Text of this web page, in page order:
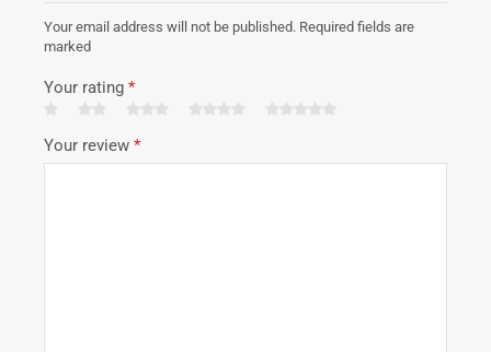
Your email address will not be published. Required fields are
marked
Your rating *
Your review *